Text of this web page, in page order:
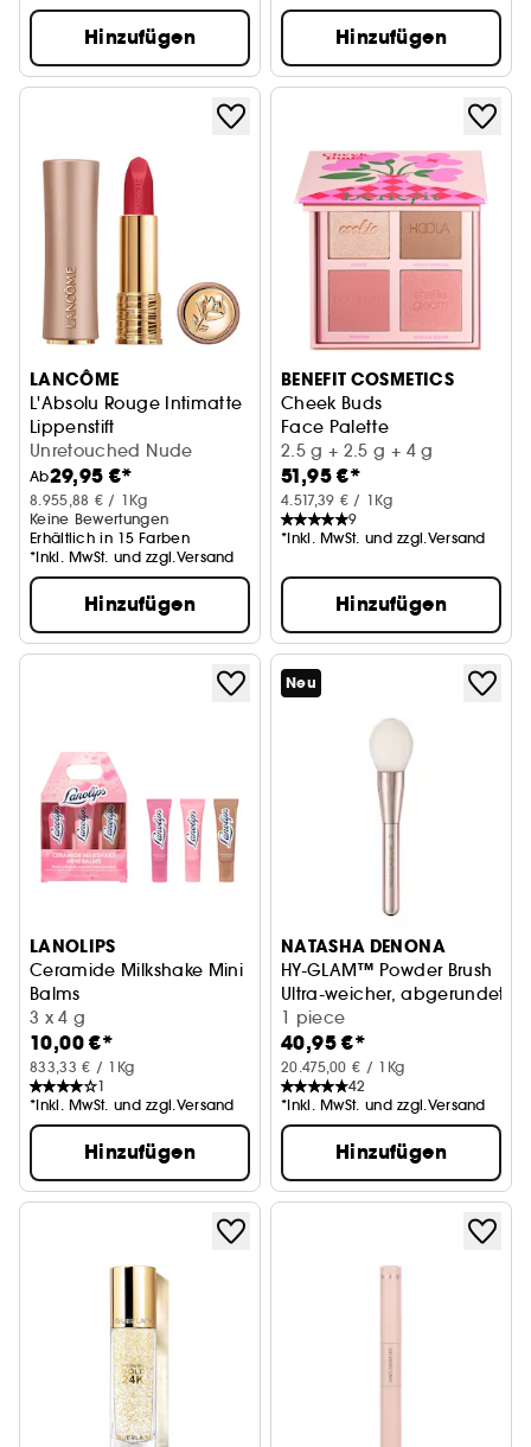
Hinzufügen Hinzufügen
LANCÔME
L'Absolu Rouge Intimatte
Lippenstift
Unretouched Nude
Ab29,95 €*
8.955,88 € / 1Kg
Keine Bewertungen
Erhältlich in 15 Farben
*Inkl. MwSt. und zzgl.Versand
Hinzufügen
BENEFIT COSMETICS
Cheek Buds
Face Palette
2.5 g + 2.5 g + 4 g
51,95 €*
4.517,39 € / 1Kg
9
*Inkl. MwSt. und zzgl.Versand
Hinzufügen
LANOLIPS
Ceramide Milkshake Mini
Balms
Getönte Lippenbalsame mit Milshake Duft
3 x 4 g
10,00 €*
833,33 € / 1Kg
1
*Inkl. MwSt. und zzgl.Versand
Hinzufügen
Neu
NATASHA DENONA
HY-GLAM™ Powder Brush
Ultra-weicher, abgerundeter
1 piece
40,95 €*
20.475,00 € / 1Kg
42
*Inkl. MwSt. und zzgl.Versand
Hinzufügen